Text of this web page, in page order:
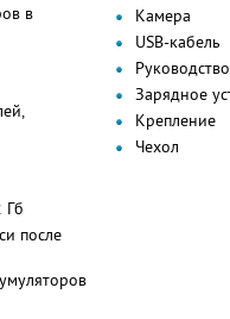
в
Гб
после
Камера
USB-кабель
Зарядное
Крепление
Чехол